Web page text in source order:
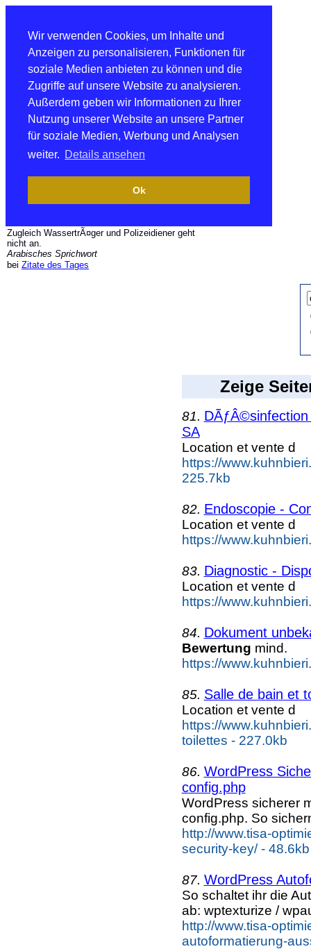
Wir verwenden Cookies, um Inhalte und
Anzeigen zu personalisieren, Funktionen für
soziale Medien anbieten zu können und die
Zugriffe auf unsere Website zu analysieren.
Außerdem geben wir Informationen zu Ihrer
Nutzung unserer Website an unsere Partner
für soziale Medien, Werbung und Analysen
weiter. Details ansehen
Ok
Zugleich WassertrÃ¤ger und Polizeidiener geht
nicht an.
Arabisches Sprichwort
bei Zitate des Tages
Zeige
81.
SA
Location et vente d
https://
225.7kb
82. Endoscopie -
Location et vente d
https://
83. Diagnostic -
Location et vente d
https://
84. Dokument
Bewertung mind.
https://
85. Salle de bain et
Location et vente d
https://
toilettes - 227.0kb
86. WordPress
config.php
WordPress sicherer
config.php. So
http://www.tisa-
security-key/ - 48.6kb
87. WordPress
So schaltet ihr die
ab: wptexturize /
http://www.tisa-
autoformatierung-